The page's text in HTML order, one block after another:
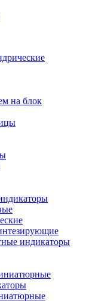
на блок
индикаторы